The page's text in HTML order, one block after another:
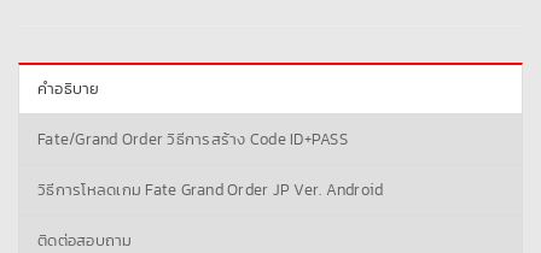
คำอธิบาย
Fate/Grand Order วิธีการสร้าง Code ID+PASS
วิธีการโหลดเกม Fate Grand Order JP Ver. Android
ติดต่อสอบถาม